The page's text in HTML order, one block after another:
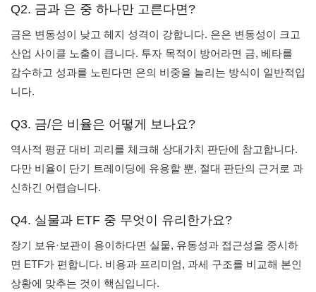
Q2. 금과 은 중 하나만 고른다면?
금은 변동성이 낮고 헤지 성격이 강합니다. 은은 변동성이 크고
산업 사이클 노출이 큽니다. 투자 목적이 방어라면 금, 베타를
감수하고 성과를 노린다면 은의 비중을 늘리는 방식이 일반적입
니다.
Q3. 금/은 비율은 어떻게 보나요?
역사적 평균 대비 괴리를 체크해 상대가치 판단에 참고합니다.
다만 비율이 단기 트레이딩에 유용할 뿐, 절대 판단의 근거로 과
신하긴 어렵습니다.
Q4. 실물과 ETF 중 무엇이 유리한가요?
장기 보유·보관이 용이하다면 실물, 유동성과 접근성을 중시하
면 ETF가 편합니다. 비용과 프리미엄, 과세 구조를 비교해 본인
상황에 맞추는 것이 핵심입니다.